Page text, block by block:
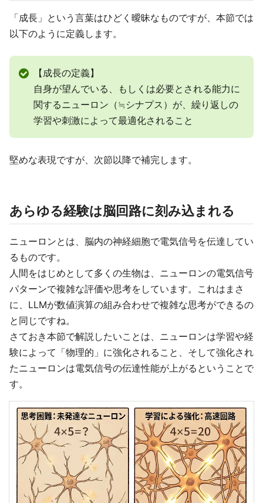
「成長」という言葉はひどく曖昧なものですが、本節では
以下のように定義します。
【成長の定義】
自身が望んでいる、もしくは必要とされる能力に
関するニューロン（≒シナプス）が、繰り返しの
学習や刺激によって最適化されること
堅めな表現ですが、次節以降で補完します。
あらゆる経験は脳回路に刻み込まれる
ニューロンとは、脳内の神経細胞で電気信号を伝達してい
るものです。
人間をはじめとして多くの生物は、ニューロンの電気信号
パターンで複雑な評価や思考をしています。これはまさ
に、LLMが数値演算の組み合わせで複雑な思考ができるの
と同じですね。
さておき本節で解説したいことは、ニューロンは学習や経
験によって「物理的」に強化されること、そして強化され
たニューロンは電気信号の伝達性能が上がるということで
す。